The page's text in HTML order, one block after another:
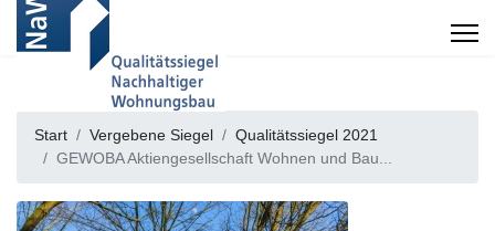
Start Vergebene Siegel
Qualitätssiegel 2021
GEWOBA Aktiengesellschaft Wohnen und Bau...